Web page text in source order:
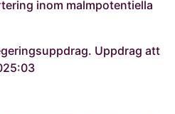
inom malmpotentiella
Uppdrag att